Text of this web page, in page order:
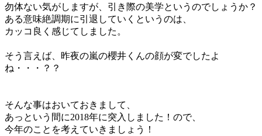
勿体ない気がしますが、引き際の美学というのでしょうか？
ある意味絶調期に引退していくというのは、
カッコ良く感じてしました。
そう言えば、昨夜の嵐の櫻井くんの顔が変でしたよ
ね・・・？？
そんな事はおいておきまして、
あっという間に2018年に突入しました！ので、
今年のことを考えていきましょう！